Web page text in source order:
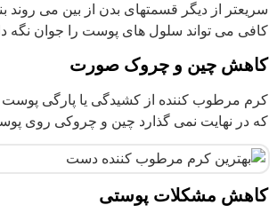
سریعتر از دیگر قسمتهای بدن از بین می روند
کافی می تواند سلول های پوست را جوان نگه
کاهش چین و چروک صورت
کرم مرطوب کننده از کشیدگی یا پارگی
که در نهایت نمی گذارد چین و چروکی روی
کاهش مشکلات پوستی